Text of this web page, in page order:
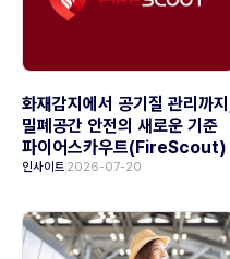
화재감지에서 공기질 관리까
밀폐공간 안전의 새로운 기준
파이어스카우트(FireScout)
인사이트 2026-07-20